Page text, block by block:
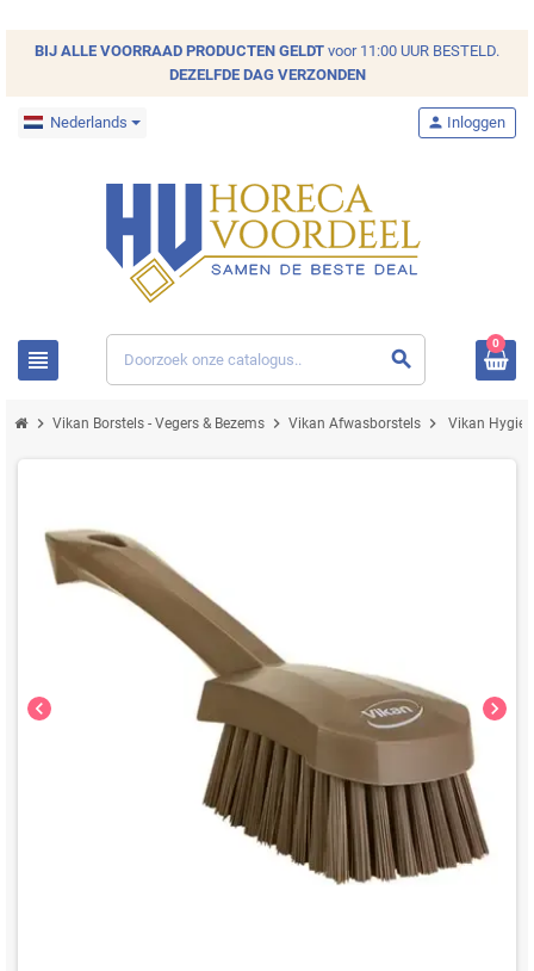
BIJ ALLE VOORRAAD PRODUCTEN GELDT voor 11:00 UUR BESTELD.
DEZELFDE DAG VERZONDEN
Nederlands
view_headline search
person Inloggen
0
chevron_right Vikan Borstels - Vegers & Bezems chevron_right Vikan Afwasborstels chevron_right Vikan
chevron_left chevron_right